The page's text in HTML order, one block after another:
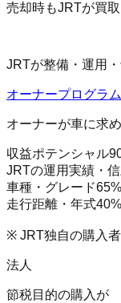
売却時もJRTが買
JRTが整備・運用
オーナープログラ
オーナーが車に求
収益ポテンシャル
JRTの運用実績・
車種・グレード65%
走行距離・年式40%
※ JRT独自の購入
法人
節税目的の購入が